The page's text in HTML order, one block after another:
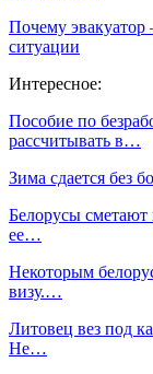
Почему
ситуации
Интересное:
Пособие по
рассчитывать в…
Зима сдается без
Белорусы сметают
ее…
Некоторым
визу.…
Литовец вез под
Не…